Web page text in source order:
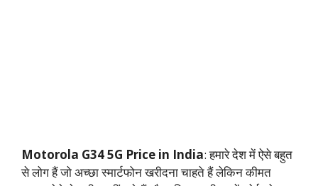
Motorola G34 5G Price in India: हमारे देश में ऐसे बहुत
से लोग हैं जो अच्छा स्मार्टफोन खरीदना चाहते हैं लेकिन कीमत